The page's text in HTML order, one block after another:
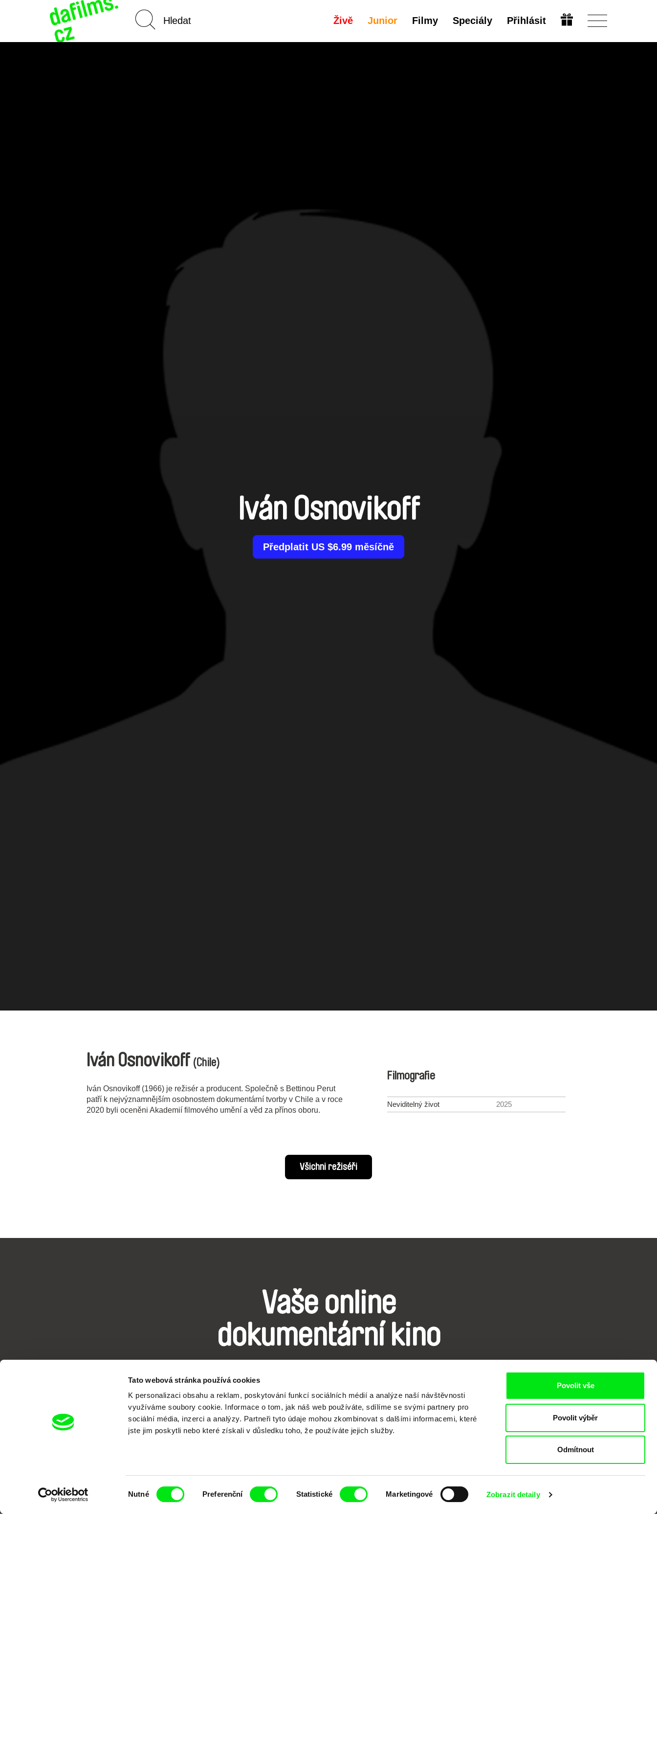
Tato webová stránka používá cookies
K personalizaci obsahu a reklam, poskytování funkcí sociálních médií a analýze naší návštěvnosti
využíváme soubory cookie. Informace o tom, jak náš web používáte, sdílíme se svými partnery pro
sociální média, inzerci a analýzy. Partneři tyto údaje mohou zkombinovat s dalšími informacemi, které
jste jim poskytli nebo které získali v důsledku toho, že používáte jejich služby.
Nutné Preferenční Statistické Marketingové Zobrazit detaily
Povolit vše
Povolit výběr
Odmítnout
Živě Junior Filmy Speciály Přihlásit
Iván Osnovikoff
Předplatit US $6.99 měsíčně
Iván Osnovikoff (Chile)
Iván Osnovikoff (1966) je režisér a producent. Společně s Bettinou Perut
patří k nejvýznamnějším osobnostem dokumentární tvorby v Chile a v roce
2020 byli oceněni Akademií filmového umění a věd za přínos oboru.
Filmografie
Neviditelný život 2025
Všichni režiséři
Vaše online
dokumentární kino
Portál DAFilms.cz je výsledkem tvůrčí spolupráce 7 klíčových evropských festivalů dokumentárního filmu sdružených do Doc
Alliance. Naším cílem je posouvat hranice dokumentárního filmu, propagovat jeho rozmanitost a podporovat kvalitní autorské
filmy.
Členové Doc Alliance